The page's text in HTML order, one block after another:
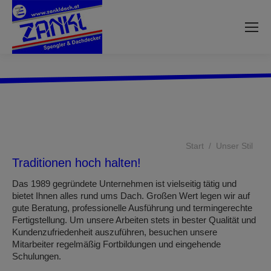
Sie befinden sich hier:
Start Unser Stil
Traditionen hoch halten!
Das 1989 gegründete Unternehmen ist vielseitig tätig und
bietet Ihnen alles rund ums Dach. Großen Wert legen wir auf
gute Beratung, professionelle Ausführung und termingerechte
Fertigstellung. Um unsere Arbeiten stets in bester Qualität und
Kundenzufriedenheit auszuführen, besuchen unsere
Mitarbeiter regelmäßig Fortbildungen und eingehende
Schulungen.